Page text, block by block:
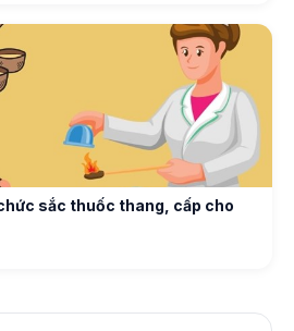
sắc thuốc thang, cấp cho